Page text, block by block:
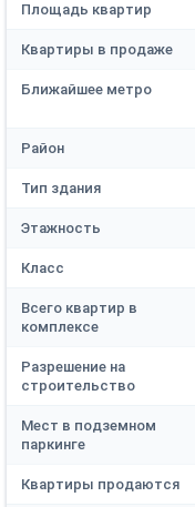
Площадь квартир
Квартиры в продаже
Ближайшее метро
Район
Тип здания
Этажность
Класс
Всего квартир в
комплексе
Разрешение на
строительство
Мест в подземном
паркинге
Квартиры продаются